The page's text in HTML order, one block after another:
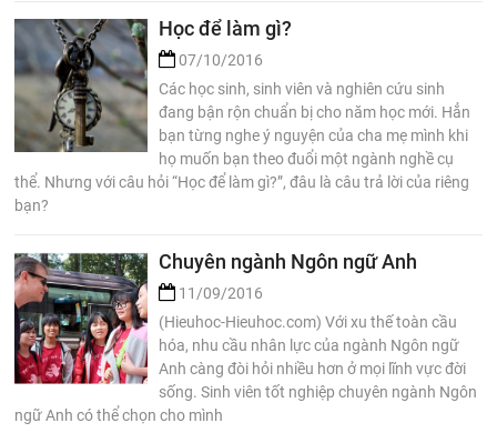
Học để làm gì?
07/10/2016
Các học sinh, sinh viên và nghiên cứu sinh
đang bận rộn chuẩn bị cho năm học mới. Hẳn
bạn từng nghe ý nguyện của cha mẹ mình khi
họ muốn bạn theo đuổi một ngành nghề cụ
thể. Nhưng với câu hỏi “Học để làm gì?”, đâu là câu trả lời của riêng
bạn?
Chuyên ngành Ngôn ngữ Anh
11/09/2016
(Hieuhoc-Hieuhoc.com) Với xu thế toàn cầu
hóa, nhu cầu nhân lực của ngành Ngôn ngữ
Anh càng đòi hỏi nhiều hơn ở mọi lĩnh vực đời
sống. Sinh viên tốt nghiệp chuyên ngành Ngôn
ngữ Anh có thể chọn cho mình